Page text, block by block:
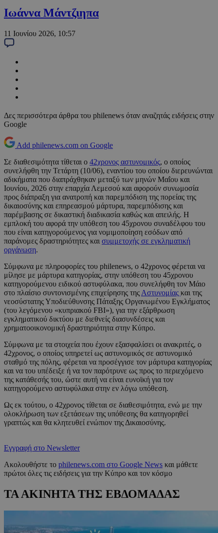
Ιωάννα Μάντζιηπα
11 Ιουνίου 2026, 10:57
Δες περισσότερα άρθρα του philenews όταν αναζητάς ειδήσεις στην
Google
Add philenews.com on Google
Σε διαθεσιμότητα τίθεται ο 42χρονος αστυνομικός, ο οποίος
συνελήφθη την Τετάρτη (10/06), εναντίου του οποίου διερευνώνται
αδικήματα που διαπράχθηκαν μεταξύ των μηνών Μαΐου και
Ιουνίου, 2026 στην επαρχία Λεμεσού και αφορούν συνωμοσία
προς διάπραξη για ανατροπή και παρεμπόδιση της πορείας της
δικαιοσύνης και επηρεασμού μάρτυρα, παρεμπόδισης και
παρέμβασης σε δικαστική διαδικασία καθώς και απειλής. Η
εμπλοκή του αφορά την υπόθεση του 45χρονου συναδέλφου του
που είναι κατηγορούμενος για νομιμοποίηση εσόδων από
παράνομες δραστηριότητες και συμμετοχής σε εγκληματική
οργάνωση.
Σύμφωνα με πληροφορίες του philenews, ο 42χρονος φέρεται να
μίλησε με μάρτυρα κατηγορίας, στην υπόθεση του 45χρονου
κατηγορούμενου ειδικού αστυφύλακα, που συνελήφθη τον Μάιο
στο πλαίσιο συντονισμένης επιχείρησης της Αστυνομίας και της
νεοσύστατης Υποδιεύθυνσης Πάταξης Οργανωμένου Εγκλήματος
(του λεγόμενου «κυπριακού FBI»), για την εξάρθρωση
εγκληματικού δικτύου με διεθνείς διασυνδέσεις και
χρηματοοικονομική δραστηριότητα στην Κύπρο.
Σύμφωνα με τα στοιχεία που έχουν εξασφαλίσει οι ανακριτές, ο
42χρονος, ο οποίος υπηρετεί ως αστυνομικός σε αστυνομικό
σταθμό της πόλης, φέρεται να προσέγγισε τον μάρτυρα κατηγορίας
και να του υπέδειξε ή να τον παρότρυνε ως προς το περιεχόμενο
της κατάθεσής του, ώστε αυτή να είναι ευνοϊκή για τον
κατηγορούμενο αστυφύλακα στην εν λόγω υπόθεση.
Ως εκ τούτου, ο 42χρονος τίθεται σε διαθεσιμότητα, ενώ με την
ολοκλήρωση των εξετάσεων της υπόθεσης θα κατηγορηθεί
γραπτώς και θα κλητευθεί ενώπιον της Δικαιοσύνης.
Εγγραφή στο Newsletter
Ακολουθήστε το philenews.com στο Google News και μάθετε
πρώτοι όλες τις ειδήσεις για την Κύπρο και τον κόσμο
ΤΑ ΑΚΙΝΗΤΑ ΤΗΣ ΕΒΔΟΜΑΔΑΣ